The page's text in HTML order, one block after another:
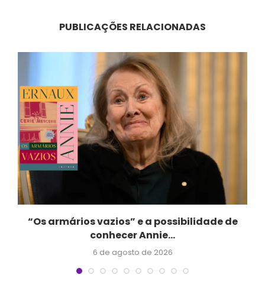
PUBLICAÇÕES RELACIONADAS
“Os armários vazios” e a possibilidade de
conhecer Annie...
6 de agosto de 2026